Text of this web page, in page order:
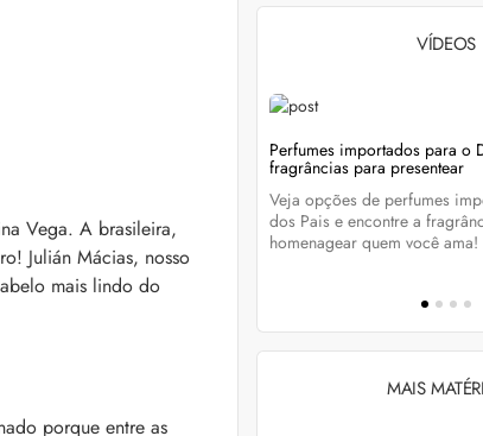
Vega. A brasileira,
Julián Mácias, nosso
mais lindo do
porque entre as
VÍDEOS
é que é possível tratá-lo e
como, aqui!
Perfumes importados para o
fragrâncias para presentear
Veja opções de perfumes
dos Pais e encontre a
homenagear quem você ama!
MAIS